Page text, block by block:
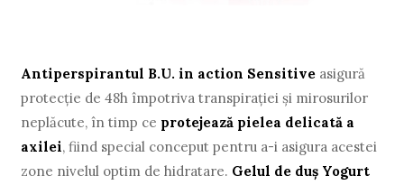
Antiperspirantul B.U. in action Sensitive asigură
protecţie de 48h împotriva transpiraţiei şi mirosurilor
neplăcute, în timp ce protejează pielea delicată a
axilei, fiind special conceput pentru a-i asigura acestei
zone nivelul optim de hidratare. Gelul de duş Yogurt